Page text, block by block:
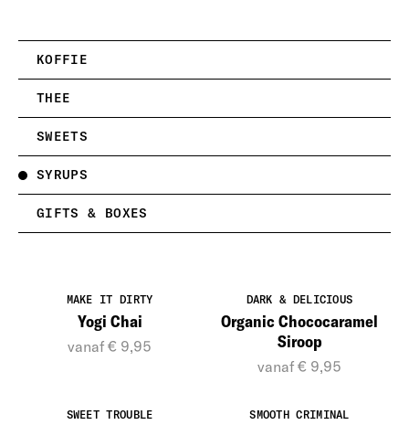
KOFFIE
THEE
SWEETS
SYRUPS
GIFTS & BOXES
MAKE IT DIRTY
Yogi Chai
vanaf € 9,95
DARK & DELICIOUS
Organic Chococaramel
Siroop
vanaf € 9,95
SWEET TROUBLE SMOOTH CRIMINAL